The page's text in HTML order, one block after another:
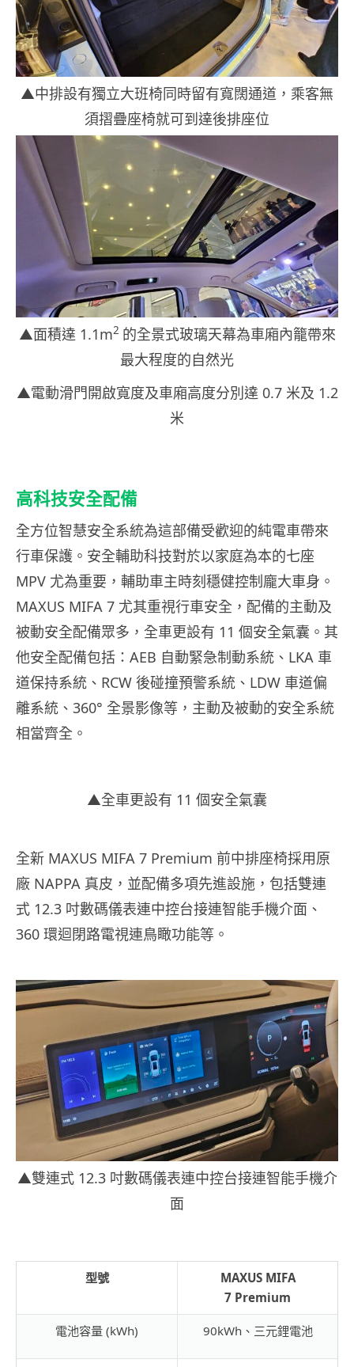
▲中排設有獨立大班椅同時留有寬闊通道，乘客無
須摺疊座椅就可到達後排座位
▲面積達 1.1m2 的全景式玻璃天幕為車廂內籠帶來
最大程度的自然光
▲電動滑門開啟寬度及車廂高度分別達 0.7 米及 1.2
米
高科技安全配備
全方位智慧安全系統為這部備受歡迎的純電車帶來
行車保護。安全輔助科技對於以家庭為本的七座
MPV 尤為重要，輔助車主時刻穩健控制龐大車身。
MAXUS MIFA 7 尤其重視行車安全，配備的主動及
被動安全配備眾多，全車更設有 11 個安全氣囊。其
他安全配備包括：AEB 自動緊急制動系統、LKA 車
道保持系統、RCW 後碰撞預警系統、LDW 車道偏
離系統、360° 全景影像等，主動及被動的安全系統
相當齊全。
▲全車更設有 11 個安全氣囊
全新 MAXUS MIFA 7 Premium 前中排座椅採用原
廠 NAPPA 真皮，並配備多項先進設施，包括雙連
式 12.3 吋數碼儀表連中控台接連智能手機介面、
360 環迴閉路電視連鳥瞰功能等。
▲雙連式 12.3 吋數碼儀表連中控台接連智能手機介
面
型號
MAXUS MIFA
7 Premium
電池容量 (kWh) 90kWh、三元鋰電池